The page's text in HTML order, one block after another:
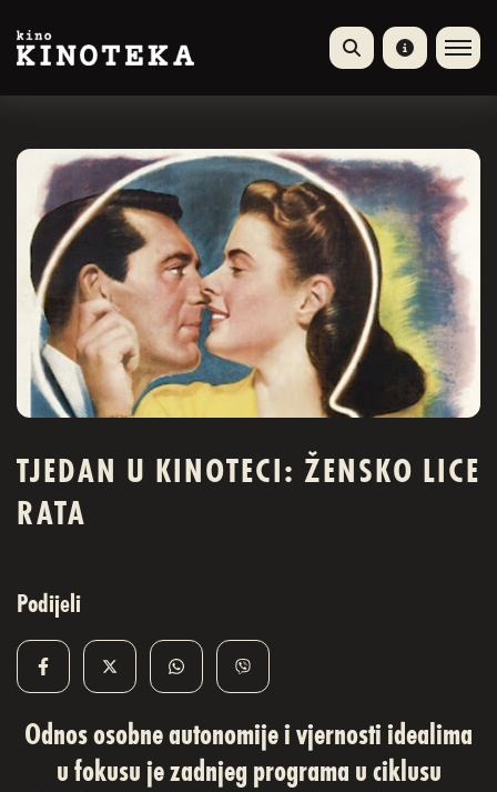
TJEDAN U KINOTECI: ŽENSKO LICE
RATA
Podijeli
Odnos osobne autonomije i vjernosti idealima
u fokusu je zadnjeg programa u ciklusu